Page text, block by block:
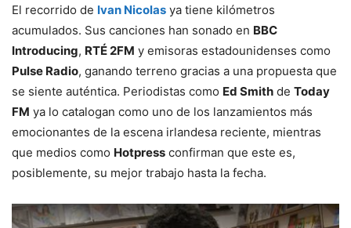
El recorrido de Ivan Nicolas ya tiene kilómetros
acumulados. Sus canciones han sonado en BBC
Introducing, RTÉ 2FM y emisoras estadounidenses como
Pulse Radio, ganando terreno gracias a una propuesta que
se siente auténtica. Periodistas como Ed Smith de Today
FM ya lo catalogan como uno de los lanzamientos más
emocionantes de la escena irlandesa reciente, mientras
que medios como Hotpress confirman que este es,
posiblemente, su mejor trabajo hasta la fecha.